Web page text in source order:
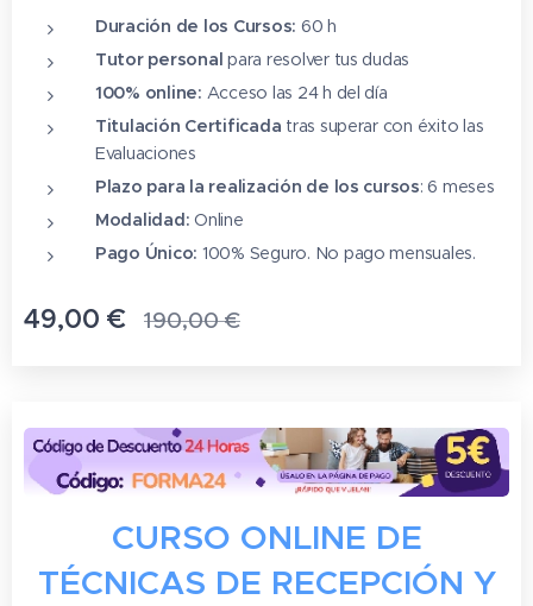
Duración de los Cursos: 60 h
Tutor personalpara resolver tus dudas
100% online: Acceso las 24 h del día
Titulación Certificada tras superar con éxito las
Evaluaciones
Plazo para la realización de los cursos: 6 meses
Modalidad: Online
Pago Único: 100% Seguro. No pago mensuales.
49,00 € 190,00€
CURSO ONLINE DE
TÉCNICAS DE RECEPCIÓN Y